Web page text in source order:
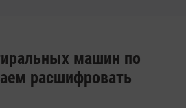
машин по
расшифровать